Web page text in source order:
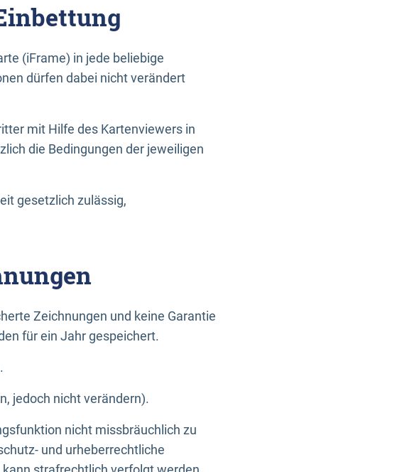
(iFrame) in jede beliebige
dürfen dabei nicht verändert
mit Hilfe des Kartenviewers in
die Bedingungen der jeweiligen
gesetzlich zulässig,
Zeichnungen und keine Garantie
für ein Jahr gespeichert.
jedoch nicht verändern).
nicht missbräuchlich zu
und urheberrechtliche